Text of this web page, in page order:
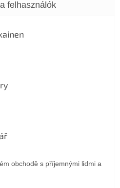
5-ből 5 csillag.
5-ből 5 csillag.
5-ből 5 csillag.
obchodě s příjemnými lidmi a